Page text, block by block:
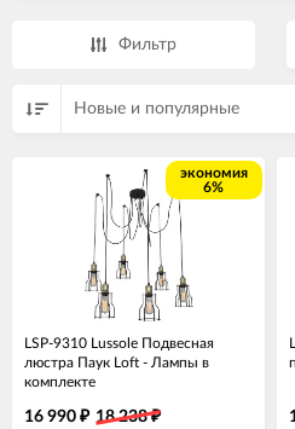
Фильтр
Новые и популярные
экономия
6%
LSP-9310 Lussole Подвесная
люстра Паук Loft - Лампы в
комплекте
16 990 ₽ 18 238₽